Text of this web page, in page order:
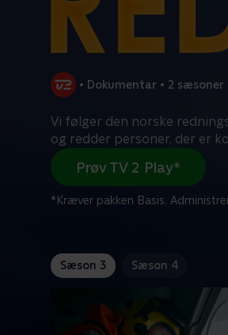
• Dokumentar • 2 sæsoner
Vi følger den norske
og redder personer, der er
Prøv TV 2 Play*
*Kræver pakken Basis.
Sæson 3 Sæson 4